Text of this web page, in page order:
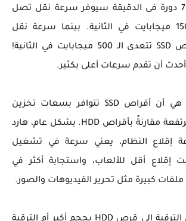
أما ذو سرعة 7200 دورة فى الدقيقة سيوفر سرعة نقل تصل
بحد أقصي إلى 150 ميجابايت في الثانية. بينما سرعة نقل
البيانات على أقراص SSD تتعدى الـ 500 ميجابايت في الثانية!
أن تقدم سرعات أعلى بكثير.
المشكلة الوحيدة هي أن أقراص SSD تتوافر بسعات تخزين
صغيرة وبتكلفة مرتفعة مقارنةً بأقراص HDD. بشكل عام، هارد
إقلاع النظام، يعني سرعة في تشغيل
إقلاع أقل للألعاب، واستجابة أكثر في
ملفات كبيرة مثل تحرير الفيديوهات والصور.